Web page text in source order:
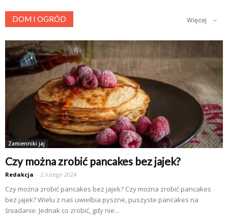
DOM I OGRÓD Więcej
Zamienniki jaj
Czy można zrobić pancakes bez jajek?
Redakcja - 2 lutego 2024
Czy można zrobić pancakes bez jajek? Czy można zrobić pancakes
bez jajek? Wielu z nas uwielbia pyszne, puszyste pancakes na
śniadanie. Jednak co zrobić, gdy nie...